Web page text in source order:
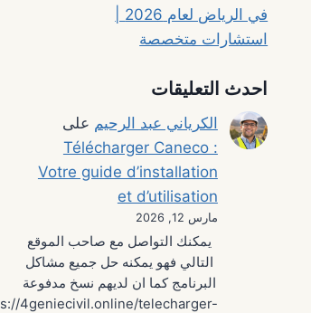
استشارات متخصصة
احدث التعليقات
الكرياني عبد الرحيم على
Télécharger Caneco :
Votre guide d’installation
et d’utilisation
مارس 12, 2026
يمكنك التواصل مع صاحب الموقع
التالي فهو يمكنه حل جميع مشاكل
البرنامج كما ان لديهم نسخ مدفوعة
4geniecivil.online/telecharger-